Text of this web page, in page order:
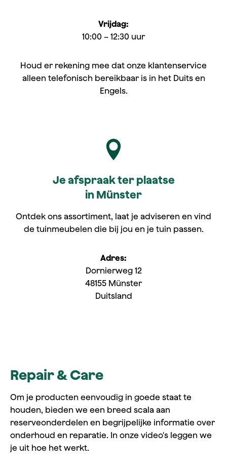
Vrijdag:
10:00 – 12:30 uur
Houd er rekening mee dat onze klantenservice
alleen telefonisch bereikbaar is in het Duits en
Engels.
Je afspraak ter plaatse
in Münster
Ontdek ons assortiment, laat je adviseren en vind
de tuinmeubelen die bij jou en je tuin passen.
Adres:
Dornierweg 12
48155 Münster
Duitsland
Repair & Care
Om je producten eenvoudig in goede staat te
houden, bieden we een breed scala aan
reserveonderdelen en begrijpelijke informatie over
onderhoud en reparatie. In onze video's leggen we
je uit hoe het werkt.